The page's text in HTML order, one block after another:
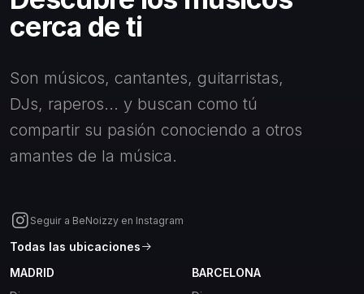
cerca de ti
Son músicos, cantantes, guitarristas,
DJs, raperos... y buscan como tú
compartir su pasión conociendo a otros
amantes de la música.
Seguir a BeNoizzy en Instagram
Todas las ubicaciones
MADRID
BARCELONA